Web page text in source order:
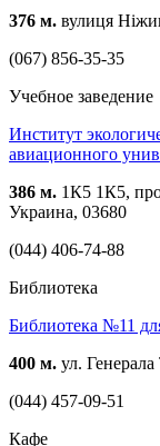
376 м. вулиця
(067) 856-35-35
Учебное заведение
Институт
авиационного
386 м. 1К5 1К5,
Украина, 03680
(044) 406-74-88
Библиотека
Библиотека №11
400 м. ул.
(044) 457-09-51
Кафе